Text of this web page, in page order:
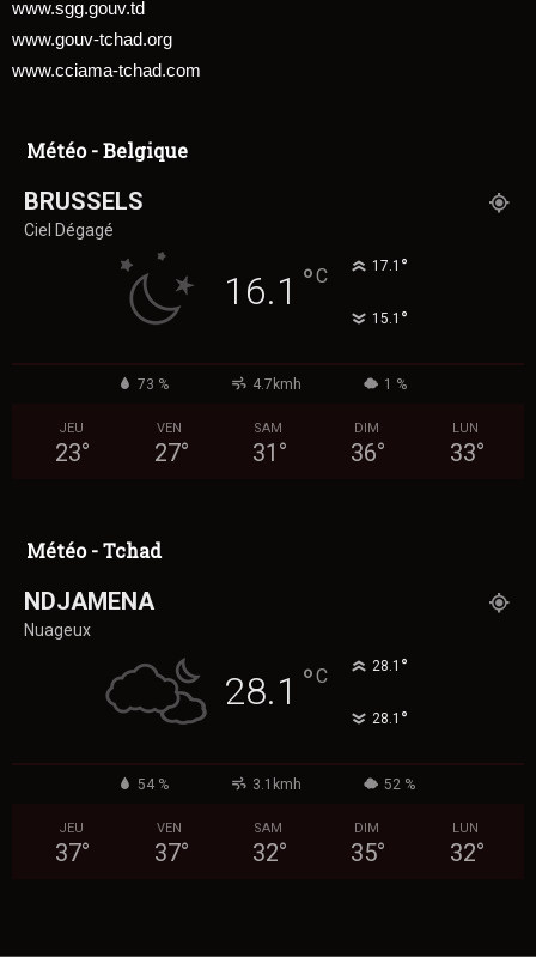
www.sgg.gouv.td
www.gouv-tchad.org
www.cciama-tchad.com
Météo - Belgique
BRUSSELS
Ciel Dégagé
16.1 °C 17.1 °
15.1 °
73 % 4.7kmh 1 %
JEU
23°
VEN
27°
SAM
31 °
DIM
36°
LUN
33°
Météo - Tchad
NDJAMENA
Nuageux
28.1 °C 28.1 °
28.1 °
54 % 3.1kmh 52 %
JEU
37°
VEN
37°
SAM
32°
DIM
35°
LUN
32°